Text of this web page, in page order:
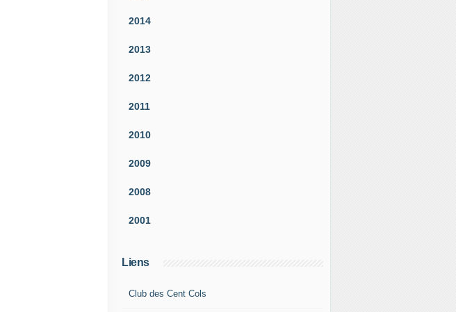
2014
2013
2012
2011
2010
2009
2008
2001
Liens
Club des Cent Cols